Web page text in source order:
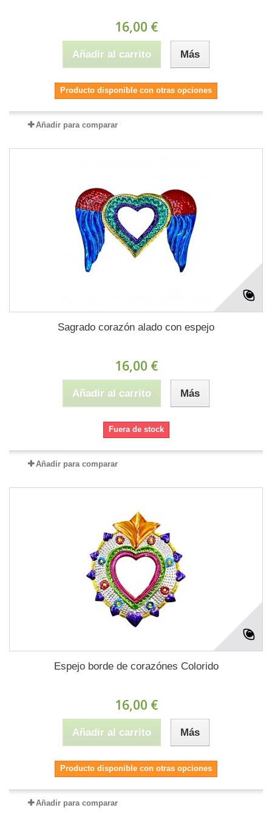
16,00 €
Añadir al carrito Más
Producto disponible con otras opciones
Añadir para comparar
Sagrado corazón alado con espejo
16,00 €
Añadir al carrito Más
Fuera de stock
Añadir para comparar
Espejo borde de corazónes Colorido
16,00 €
Añadir al carrito Más
Producto disponible con otras opciones
Añadir para comparar